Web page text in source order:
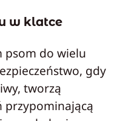
w klatce
psom do wielu
gdy
tworzą
przypominającą